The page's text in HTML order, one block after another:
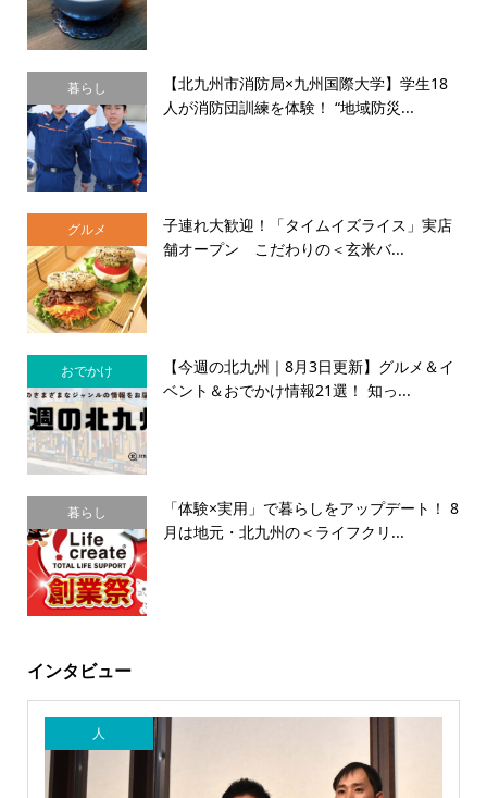
暮らし
【北九州市消防局×九州国際大学】学生18
人が消防団訓練を体験！ “地域防災...
グルメ
子連れ大歓迎！「タイムイズライス」実店
舗オープン こだわりの＜玄米バ...
おでかけ
【今週の北九州｜8月3日更新】グルメ＆イ
ベント＆おでかけ情報21選！ 知っ...
暮らし
「体験×実用」で暮らしをアップデート！ 8
月は地元・北九州の＜ライフクリ...
インタビュー
人